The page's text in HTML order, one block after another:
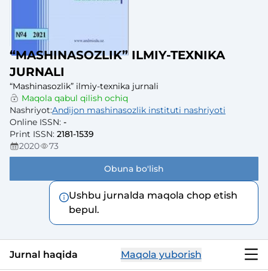
“MASHINASOZLIK” ILMIY-TEXNIKA
JURNALI
“Mashinasozlik” ilmiy-texnika jurnali
Maqola qabul qilish ochiq
Nashriyot:Andijon mashinasozlik instituti nashriyoti
Online ISSN: -
Print ISSN: 2181-1539
2020
73
Obuna bo'lish
Ushbu jurnalda maqola chop etish
bepul.
Jurnal haqida Maqola yuborish